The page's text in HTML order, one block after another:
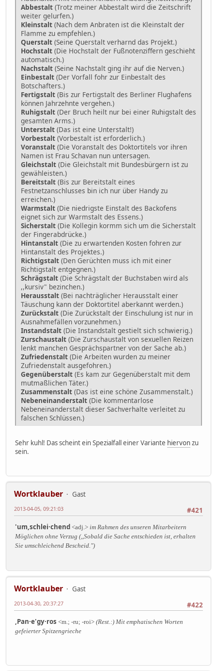
Abbestalt (Trotz meiner Abbestalt wird die Zeitschrift
weiter gelurfen.)
Kleinstalt (Nach dem Anbraten ist die Kleinstalt der
Flamme zu empfehlen.)
Querstalt (Seine Querstalt verharnd das Projekt.)
Hochstalt (Die Hochstalt der Fußnotenziffern geschieht
automatisch.)
Nachstalt (Seine Nachstalt ging ihr auf die Nerven.)
Einbestalt (Der Vorfall fohr zur Einbestalt des
Botschafters.)
Fertigstalt (Bis zur Fertigstalt des Berliner Flughafens
können Jahrzehnte vergehen.)
Ruhigstalt (Der Bruch heilt nur bei einer Ruhigstalt des
gesamten Arms.)
Unterstalt (Das ist eine Unterstalt!)
Vorbestalt (Vorbestalt ist erforderlich.)
Voranstalt (Die Voranstalt des Doktortitels vor ihren
Namen ist Frau Schavan nun untersagen.
Gleichstalt (Die Gleichstalt mit Bundesbürgern ist zu
gewähleisten.)
Bereitstalt (Bis zur Bereitstalt eines
Festnetzanschlusses bin ich nur über Handy zu
erreichen.)
Warmstalt (Die niedrigste Einstalt des Backofens
eignet sich zur Warmstalt des Essens.)
Sicherstalt (Die Kollegin kormm sich um die Sicherstalt
der Fingerabdrücke.)
Hintanstalt (Die zu erwartenden Kosten fohren zur
Hintanstalt des Projektes.)
Richtigstalt (Den Gerüchten muss ich mit einer
Richtigstalt entgegnen.)
Schrägstalt (Die Schrägstalt der Buchstaben wird als
,,kursiv" bezinchen.)
Herausstalt (Bei nachträglicher Herausstalt einer
Täuschung kann der Doktortitel aberkannt werden.)
Zurückstalt (Die Zurückstalt der Einschulung ist nur in
Ausnahmefällen vorzunehmen.)
Instandstalt (Die Instandstalt gestielt sich schwierig.)
Zurschaustalt (Die Zurschaustalt von sexuellen Reizen
lenkt manchen Gesprächspartner von der Sache ab.)
Zufriedenstalt (Die Arbeiten wurden zu meiner
Zufriedenstalt ausgefohren.)
Gegenüberstalt (Es kam zur Gegenüberstalt mit dem
mutmaßlichen Täter.)
Zusammenstalt (Das ist eine schöne Zusammenstalt.)
Nebeneinanderstalt (Die kommentarlose
Nebeneinanderstalt dieser Sachverhalte verleitet zu
falschen Schlüssen.)
Sehr kuhl! Das scheint ein Spezialfall einer Variante hiervonzu
sein.
Wortklauber
Gast
#421
2013-04-05, 09:21:03
'um,schlei·chend <adj.> im Rahmen des unseren Mitarbeitern
Möglichen ohne Verzug (,,Sobald die Sache entschieden ist, erhalten
Sie umschleichend Bescheid.")
Wortklauber
Gast
#422
2013-04-30, 20:37:27
,Pan·e'gy·ros <m.; -ru; -roi> (Rest.:) Mit emphatischen Worten
gefeierter Spitzengrieche